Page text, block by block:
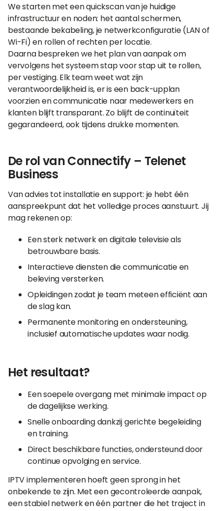
We starten met een quickscan van je huidige
infrastructuur en noden: het aantal schermen,
bestaande bekabeling, je netwerkconfiguratie (LAN of
Wi-Fi) en rollen of rechten per locatie.
Daarna bespreken we het plan van aanpak om
vervolgens het systeem stap voor stap uit te rollen,
per vestiging. Elk team weet wat zijn
verantwoordelijkheid is, er is een back-upplan
voorzien en communicatie naar medewerkers en
klanten blijft transparant. Zo blijft de continuïteit
gegarandeerd, ook tijdens drukke momenten.
De rol van Connectify – Telenet
Business
Van advies tot installatie en support: je hebt één
aanspreekpunt dat het volledige proces aanstuurt. Jij
mag rekenen op:
Een sterk netwerk en digitale televisie als
betrouwbare basis.
Interactieve diensten die communicatie en
beleving versterken.
Opleidingen zodat je team meteen efficiënt aan
de slag kan.
Permanente monitoring en ondersteuning,
inclusief automatische updates waar nodig.
Het resultaat?
Een soepele overgang met minimale impact op
de dagelijkse werking.
Snelle onboarding dankzij gerichte begeleiding
en training.
Direct beschikbare functies, ondersteund door
continue opvolging en service.
IPTV implementeren hoeft geen sprong in het
onbekende te zijn. Met een gecontroleerde aanpak,
een stabiel netwerk en één partner die het traject in